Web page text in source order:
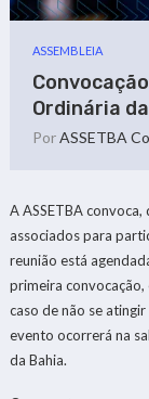
ASSEMBLEIA
Ordinária
PorASSETBA
A ASSETBA
associados para
reunião está
primeira convocação,
caso de não se
evento ocorrerá na
da Bahia.